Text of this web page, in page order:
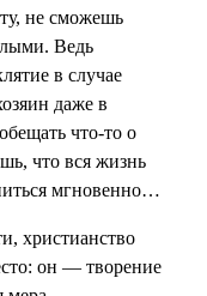
не сможешь
Ведь
в случае
даже в
что-то о
что вся жизнь
мгновенно…
христианство
он — творение